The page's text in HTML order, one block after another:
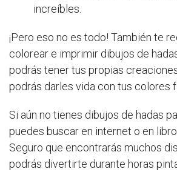
increíbles.
¡Pero eso no es todo! También te
colorear e imprimir dibujos de
podrás tener tus propias
podrás darles vida con tus colores
Si aún no tienes dibujos de hadas
puedes buscar en internet o en
Seguro que encontrarás muchos
podrás divertirte durante horas